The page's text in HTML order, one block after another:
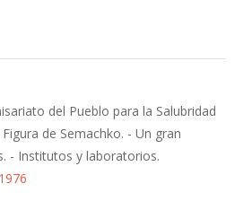
del Pueblo para la Salubridad
de Semachko. - Un gran
- Institutos y laboratorios.